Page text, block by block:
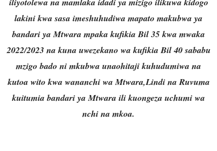
lakini kwa sasa imeshuhudiwa mapato makubwa ya
bandari ya Mtwara mpaka kufikia Bil 35 kwa mwaka
2022/2023 na kuna uwezekano wa kufikia Bil 40 sababu
mzigo bado ni mkubwa unaohitaji kuhudumiwa na
kutoa wito kwa wananchi wa Mtwara,Lindi na Ruvuma
kuitumia bandari ya Mtwara ili kuongeza uchumi wa
nchi na mkoa.